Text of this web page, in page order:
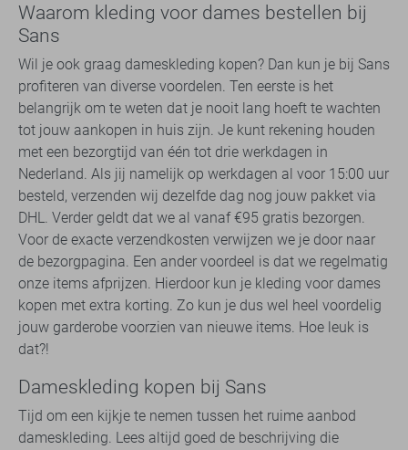
Waarom kleding voor dames bestellen bij
Sans
Wil je ook graag dameskleding kopen? Dan kun je bij Sans
profiteren van diverse voordelen. Ten eerste is het
belangrijk om te weten dat je nooit lang hoeft te wachten
tot jouw aankopen in huis zijn. Je kunt rekening houden
met een bezorgtijd van één tot drie werkdagen in
Nederland. Als jij namelijk op werkdagen al voor 15:00 uur
besteld, verzenden wij dezelfde dag nog jouw pakket via
DHL. Verder geldt dat we al vanaf €95 gratis bezorgen.
Voor de exacte verzendkosten verwijzen we je door naar
de bezorgpagina. Een ander voordeel is dat we regelmatig
onze items afprijzen. Hierdoor kun je kleding voor dames
kopen met extra korting. Zo kun je dus wel heel voordelig
jouw garderobe voorzien van nieuwe items. Hoe leuk is
dat?!
Dameskleding kopen bij Sans
Tijd om een kijkje te nemen tussen het ruime aanbod
dameskleding. Lees altijd goed de beschrijving die